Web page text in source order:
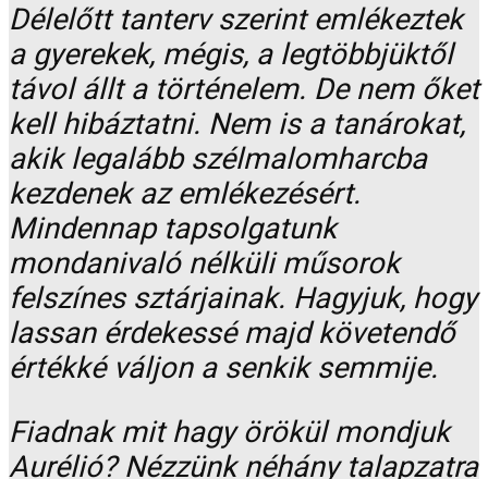
Délelőtt tanterv szerint emlékeztek
a gyerekek, mégis, a legtöbbjüktől
távol állt a történelem. De nem őket
kell hibáztatni. Nem is a tanárokat,
akik legalább szélmalomharcba
kezdenek az emlékezésért.
Mindennap tapsolgatunk
mondanivaló nélküli műsorok
felszínes sztárjainak. Hagyjuk, hogy
lassan érdekessé majd követendő
értékké váljon a senkik semmije.
Fiadnak mit hagy örökül mondjuk
Aurélió? Nézzünk néhány talapzatra